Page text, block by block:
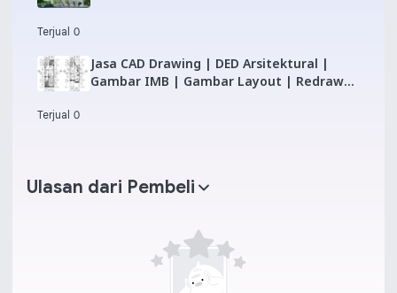
Terjual 0
Jasa CAD Drawing | DED Arsitektural |
Gambar IMB | Gambar Layout | Redraw
Terjual 0
Ulasan dari Pembeli